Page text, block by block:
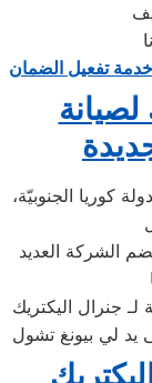
خدمة تفعيل الضمان
كوريا الجنوبيّة،
الشركة العديد